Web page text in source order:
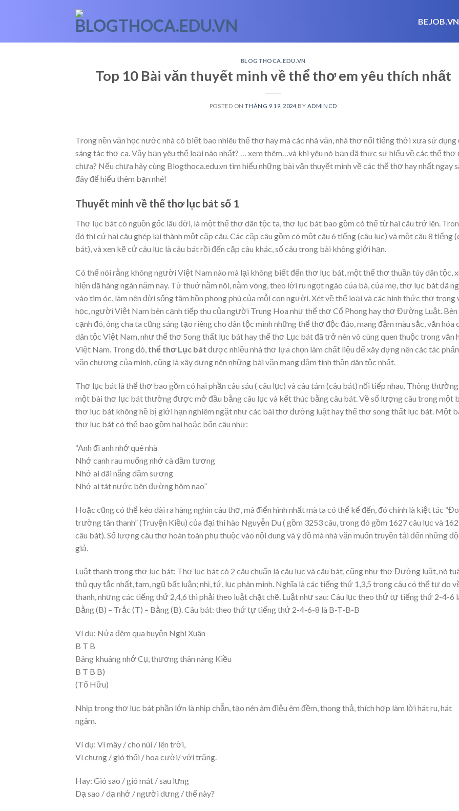
BEJOB.VN
BLOGTHOCA.EDU.VN
Top 10 Bài văn thuyết minh về thể thơ em yêu thích nhất
POSTED ONTHÁNG 9 19, 2024 BY ADMINCD
Trong nền văn học nước nhà có biết bao nhiêu thể thơ hay mà các nhà văn, nhà thơ nổi tiếng thời xưa sử dụng
sáng tác thơ ca. Vậy bạn yêu thể loại nào nhất?
… xem thêm… và khi yêu nó bạn đã thực sự hiểu về các thể thơ
chưa? Nếu chưa hãy cùng Blogthoca.edu.vn tìm hiểu những bài văn thuyết minh về các thể thơ hay nhất ngay
đây để hiểu thêm bạn nhé!
Thuyết minh về thể thơ lục bát số 1
Thơ lục bát có nguồn gốc lâu đời, là một thể thơ dân tộc ta, thơ lục bát bao gồm có thể từ hai câu trở lên.
đó thì cứ hai câu ghép lại thành một cặp câu. Các cặp câu gồm có một câu 6 tiếng (câu lục) và một câu 8 tiếng
bát), và xen kẽ cứ câu lục là câu bát rồi đến cặp câu khác, số câu trong bài không giới hạn.
Có thể nói rằng không người Việt Nam nào mà lại không biết đến thơ lục bát, một thể thơ thuần túy dân tộc,
hiện đã hàng ngàn năm nay. Từ thuở nằm nôi, nằm võng, theo lời ru ngọt ngào của bà, của mẹ, thơ lục bát đã
vào tim óc, làm nên đời sống tâm hồn phong phú của mỗi con người. Xét về thể loại và các hình thức thơ trong
học, người Việt Nam bên cạnh tiếp thu của người Trung Hoa như thể thơ Cổ Phong hay thơ Đường Luật. Bên
cạnh đó, ông cha ta cũng sáng tạo riêng cho dân tộc mình những thể thơ độc đáo, mang đậm màu sắc, văn hóa
dân tộc Việt Nam, như thể thơ Song thất lục bát hay thể thơ Lục bát đã trở nên vô cùng quen thuộc trong văn
Việt Nam. Trong đó, thể thơ Lục bát được nhiều nhà thơ lựa chọn làm chất liệu để xây dựng nên các tác
văn chương của mình, cũng là xây dựng nên những bài văn mang đậm tinh thần dân tộc nhất.
Thơ lục bát là thể thơ bao gồm có hai phần câu sáu ( câu lục) và câu tám (câu bát) nối tiếp nhau. Thông thường
một bài thơ lục bát thường được mở đầu bằng câu lục và kết thúc bằng câu bát. Về số lượng câu trong một
thơ lục bát không hề bị giới hạn nghiêm ngặt như các bài thơ đường luật hay thể thơ song thất lục bát. Một
thơ lục bát có thể bao gồm hai hoặc bốn câu như:
“Anh đi anh nhớ quê nhà
Nhớ canh rau muống nhớ cà dầm tương
Nhớ ai dãi nắng dầm sương
Nhớ ai tát nước bên đường hôm nao”
Hoặc cũng có thể kéo dài ra hàng nghìn câu thơ, mà điển hình nhất mà ta có thể kể đến, đó chính là kiệt tác
trường tân thanh” (Truyện Kiều) của đại thi hào Nguyễn Du ( gồm 3253 câu, trong đó gồm 1627 câu lục và
câu bát). Số lượng câu thơ hoàn toàn phụ thuộc vào nội dung và ý đồ mà nhà văn muốn truyền tải đến những
giả.
Luật thanh trong thơ lục bát: Thơ lục bát có 2 câu chuẩn là câu lục và câu bát, cũng như thơ Đường luật, nó
thủ quy tắc nhất, tam, ngũ bất luận; nhị, tứ, lục phân minh. Nghĩa là các tiếng thứ 1,3,5 trong câu có thể tự do
thanh, nhưng các tiếng thứ 2,4,6 thì phải theo luật chặt chẽ. Luật như sau: Câu lục theo thứ tự tiếng thứ 2-4-6
Bằng (B) – Trắc (T) – Bằng (B). Câu bát: theo thứ tự tiếng thứ 2-4-6-8 là B-T-B-B
Ví dụ: Nửa đêm qua huyện Nghi Xuân
B T B
Bâng khuâng nhớ Cụ, thương thân nàng Kiều
B T B B)
(Tố Hữu)
Nhịp trong thơ lục bát phần lớn là nhịp chẵn, tạo nên âm điệu êm đềm, thong thả, thích hợp làm lời hát ru, hát
ngâm.
Ví dụ: Vì mây / cho núi / lên trời,
Vì chưng / gió thổi / hoa cười/ với trăng.
Hay: Gió sao / gió mát / sau lưng
Dạ sao / dạ nhớ / người dưng / thế này?